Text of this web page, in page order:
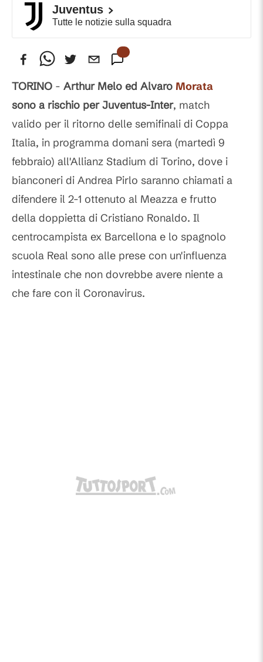
Juventus
Tutte le notizie sulla squadra
TORINO - Arthur Melo ed Alvaro Morata
sono a rischio per Juventus-Inter, match
valido per il ritorno delle semifinali di Coppa
Italia, in programma domani sera (martedì 9
febbraio) all'Allianz Stadium di Torino, dove i
bianconeri di Andrea Pirlo saranno chiamati a
difendere il 2-1 ottenuto al Meazza e frutto
della doppietta di Cristiano Ronaldo. Il
centrocampista ex Barcellona e lo spagnolo
scuola Real sono alle prese con un'influenza
intestinale che non dovrebbe avere niente a
che fare con il Coronavirus.